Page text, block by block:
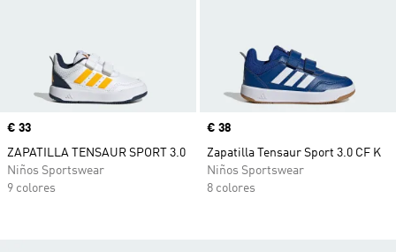
Precio
€ 33
ZAPATILLA TENSAUR SPORT 3.0
Niños Sportswear
9 colores
Precio
€ 38
Zapatilla Tensaur Sport 3.0 CF K
Niños Sportswear
8 colores